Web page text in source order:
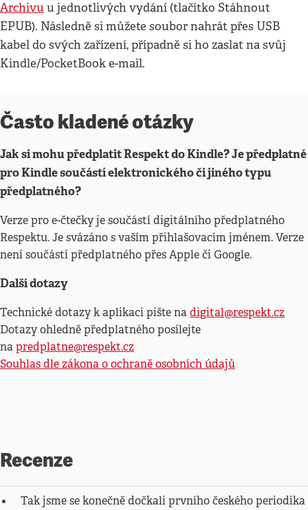
Archivu u jednotlivých vydání (tlačítko Stáhnout
EPUB). Následně si můžete soubor nahrát přes USB
kabel do svých zařízení, případně si ho zaslat na svůj
Kindle/PocketBook e-mail.
Často kladené otázky
Jak si mohu předplatit Respekt do Kindle? Je předplatné
pro Kindle součástí elektronického či jiného typu
předplatného?
Verze pro e-čtečky je součástí digitálního předplatného
Respektu. Je svázáno s vaším přihlašovacím jménem. Verze
není součástí předplatného přes Apple či Google.
Další dotazy
Technické dotazy k aplikaci pište nadigital@respekt.cz
Dotazy ohledně předplatného posílejte
napredplatne@respekt.cz
Souhlas dle zákona o ochraně osobních údajů
Recenze
Tak jsme se konečně dočkali prvního českého periodika